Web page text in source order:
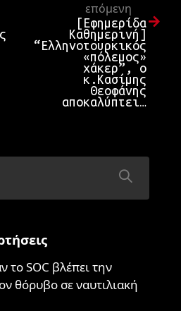
επόμενη
[Εφημερίδα
Καθημερινή]
“Ελληνοτουρκικός
«πόλεμος»
χάκερ”, ο
κ.Κασίμης
Θεοφάνης
αποκαλύπτει…
το SOC βλέπει την
θόρυβο σε ναυτιλιακή